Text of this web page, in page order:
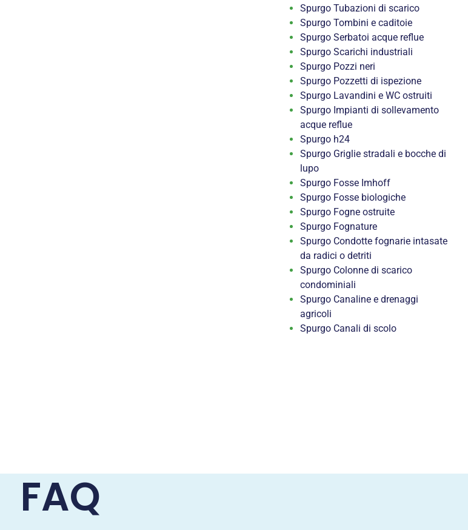
Spurgo Tubazioni di scarico
Spurgo Tombini e caditoie
Spurgo Serbatoi acque reflue
Spurgo Scarichi industriali
Spurgo Pozzi neri
Spurgo Pozzetti di ispezione
Spurgo Lavandini e WC ostruiti
Spurgo Impianti di sollevamento
acque reflue
Spurgo h24
Spurgo Griglie stradali e bocche di
lupo
Spurgo Fosse Imhoff
Spurgo Fosse biologiche
Spurgo Fogne ostruite
Spurgo Fognature
Spurgo Condotte fognarie intasate
da radici o detriti
Spurgo Colonne di scarico
condominiali
Spurgo Canaline e drenaggi
agricoli
Spurgo Canali di scolo
FAQ